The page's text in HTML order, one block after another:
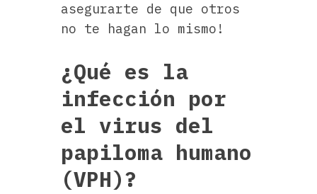
asegurarte de que otros
no te hagan lo mismo!
¿Qué es la
infección por
el virus del
papiloma humano
(VPH)?